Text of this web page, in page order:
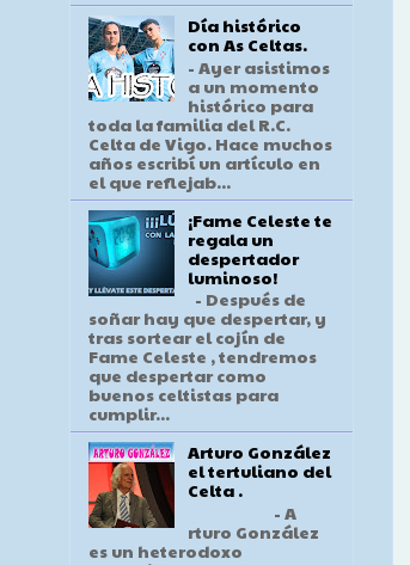
Día histórico
con As Celtas.
- Ayer asistimos
a un momento
histórico para
toda la familia del R.C.
Celta de Vigo. Hace muchos
años escribí un artículo en
el que reflejab...
¡Fame Celeste te
regala un
despertador
luminoso!
- Después de
soñar hay que despertar, y
tras sortear el cojín de
Fame Celeste , tendremos
que despertar como
buenos celtistas para
cumplir...
Arturo González
el tertuliano del
Celta .
- A
rturo González
es un heterodoxo